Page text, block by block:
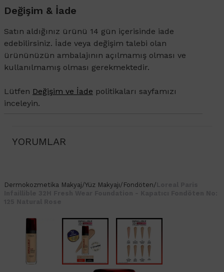
Değişim & İade
Satın aldığınız ürünü 14 gün içerisinde iade
edebilirsiniz. İade veya değişim talebi olan
ürününüzün ambalajının açılmamış olması ve
kullanılmamış olması gerekmektedir.
Lütfen Değişim ve İade politikaları sayfamızı
inceleyin.
YORUMLAR
Dermokozmetika Makyaj/Yüz Makyajı/ Fondöten/